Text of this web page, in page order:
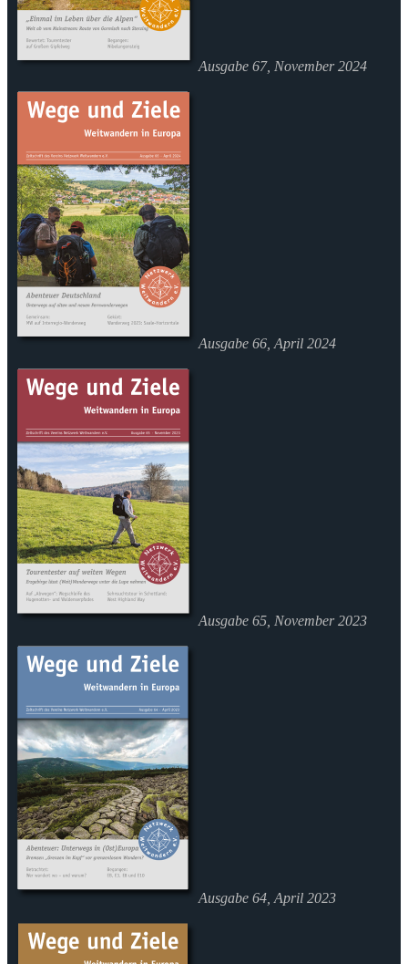
Ausgabe 67, November 2024
Ausgabe 66, April 2024
Ausgabe 65, November 2023
Ausgabe 64, April 2023